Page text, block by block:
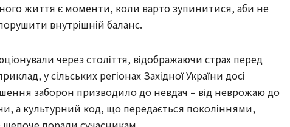
життя є моменти, коли варто зупинитися, аби не
внутрішній баланс.
через століття, відображаючи страх перед
у сільських регіонах Західної України досі
заборон призводило до невдач – від неврожаю до
а культурний код, що передається поколіннями,